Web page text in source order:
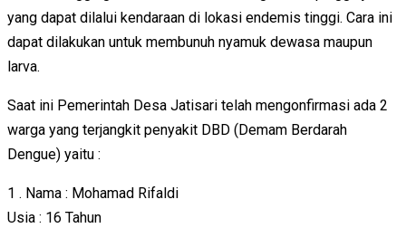
yang dapat dilalui kendaraan di lokasi endemis tinggi. Cara ini
dapat dilakukan untuk membunuh nyamuk dewasa maupun
larva.
Saat ini Pemerintah Desa Jatisari telah mengonfirmasi ada 2
warga yang terjangkit penyakit DBD (Demam Berdarah
Dengue) yaitu :
1 . Nama : Mohamad Rifaldi
Usia : 16 Tahun